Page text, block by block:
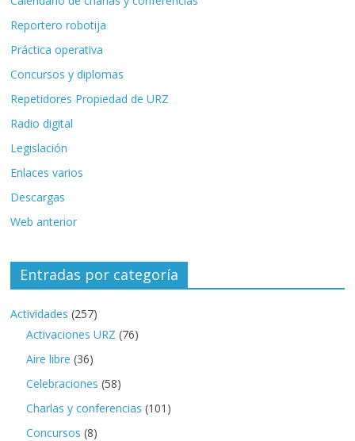
Reportero robotija
Práctica operativa
Concursos y diplomas
Repetidores Propiedad de URZ
Radio digital
Legislación
Enlaces varios
Descargas
Web anterior
Entradas por categoría
Actividades (257)
Activaciones URZ (76)
Aire libre (36)
Celebraciones (58)
Charlas y conferencias (101)
Concursos (8)